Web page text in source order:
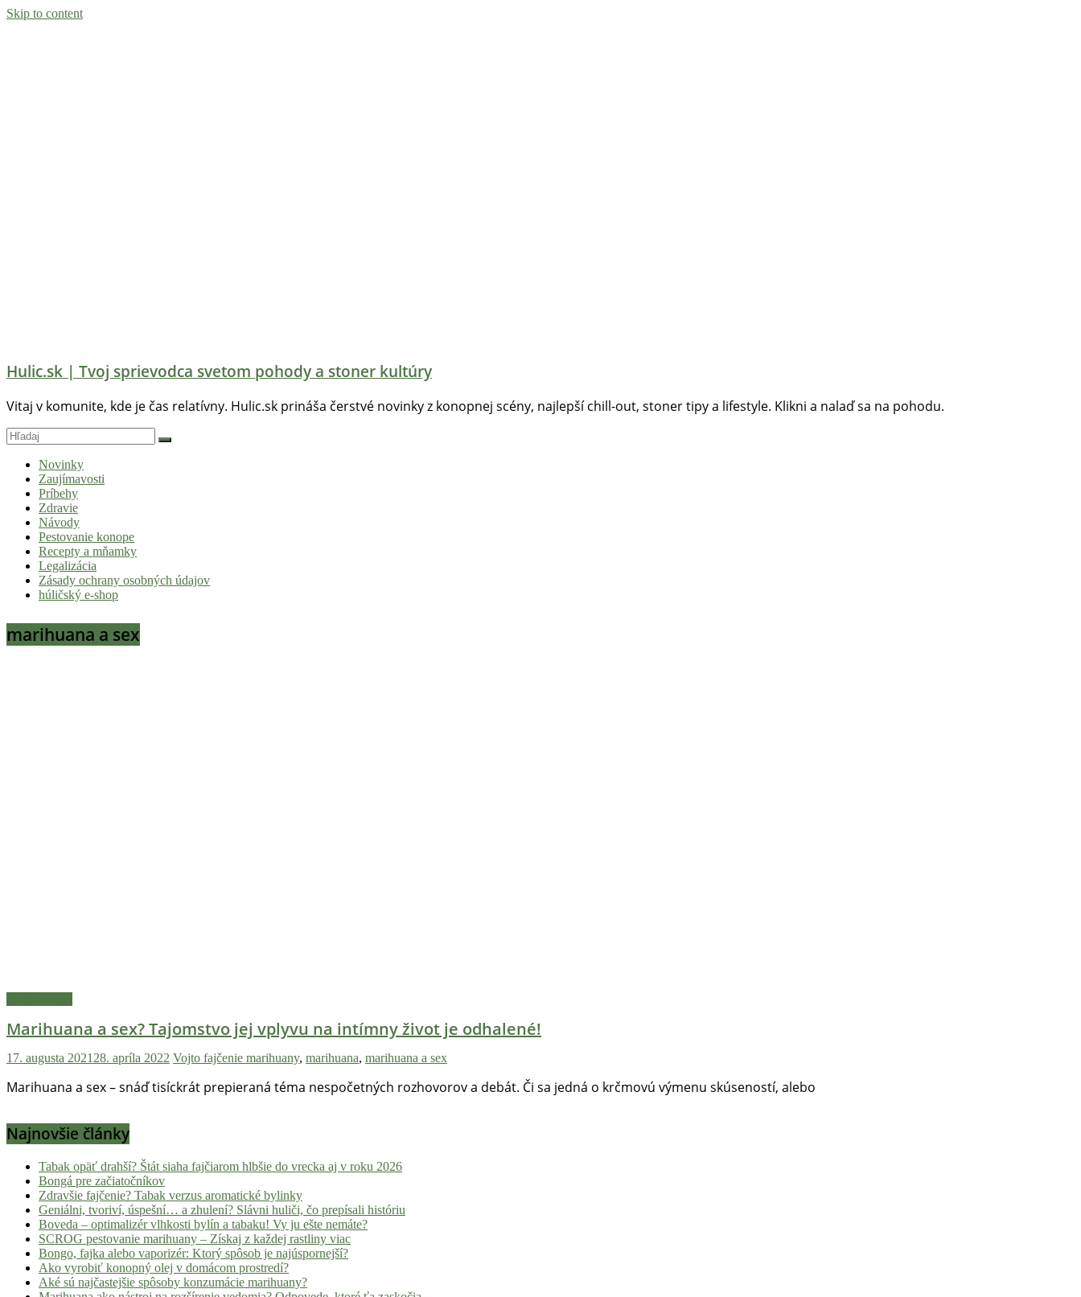
Skip to content
Hulic.sk | Tvoj sprievodca svetom pohody a stoner kultúry
Vitaj v komunite, kde je čas relatívny. Hulic.sk prináša čerstvé novinky z konopnej scény, najlepší chill-out, stoner tipy a lifestyle. Klikni a nalaď sa na pohodu.
Novinky
Zaujímavosti
Príbehy
Zdravie
Návody
Pestovanie konope
Recepty a mňamky
Legalizácia
Zásady ochrany osobných údajov
húličský e-shop
marihuana a sex
Marihuana a sex? Tajomstvo jej vplyvu na intímny život je odhalené!
17. augusta 2021 28. apríla 2022 Vojto fajčenie marihuany, marihuana, marihuana a sex
Marihuana a sex – snáď tisíckrát prepieraná téma nespočetných rozhovorov a debát. Či sa jedná o krčmovú výmenu skúseností, alebo
Najnovšie články
Tabak opäť drahší? Štát siaha fajčiarom hlbšie do vrecka aj v roku 2026
Bongá pre začiatočníkov
Zdravšie fajčenie? Tabak verzus aromatické bylinky
Geniálni, tvoriví, úspešní… a zhulení? Slávni huliči, čo prepísali históriu
Boveda – optimalizér vlhkosti bylín a tabaku! Vy ju ešte nemáte?
SCROG pestovanie marihuany – Získaj z každej rastliny viac
Bongo, fajka alebo vaporizér: Ktorý spôsob je najúspornejší?
Ako vyrobiť konopný olej v domácom prostredí?
Aké sú najčastejšie spôsoby konzumácie marihuany?